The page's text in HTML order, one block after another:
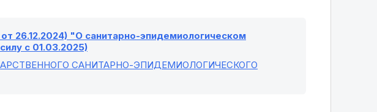
26.12.2024) "О санитарно-эпидемиологическом
с 01.03.2025)
САНИТАРНО-ЭПИДЕМИОЛОГИЧЕСКОГО